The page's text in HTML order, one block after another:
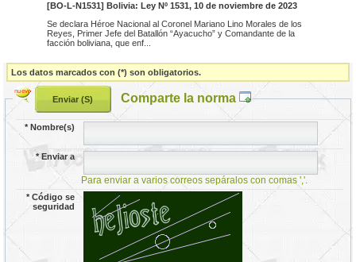
[BO-L-N1531] Bolivia: Ley Nº 1531, 10 de noviembre de 2023
Se declara Héroe Nacional al Coronel Mariano Lino Morales de los
Reyes, Primer Jefe del Batallón “Ayacucho” y Comandante de la
facción boliviana, que enf...
Los datos marcados con (*) son obligatorios.
Comparte la norma
*Nombre(s)
*Enviar a
Para enviar a varios correos sepáralos con comas ','.
*Código se
seguridad